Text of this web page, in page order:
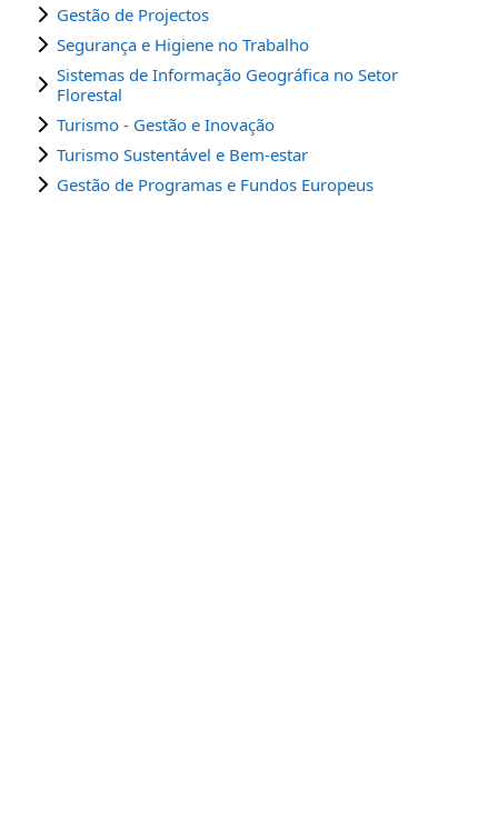
Gestão de Projectos
Segurança e Higiene no Trabalho
Sistemas de Informação Geográfica no Setor
Florestal
Turismo - Gestão e Inovação
Turismo Sustentável e Bem-estar
Gestão de Programas e Fundos Europeus